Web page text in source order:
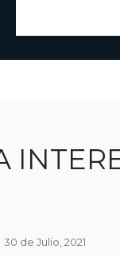
30 de Julio, 2021